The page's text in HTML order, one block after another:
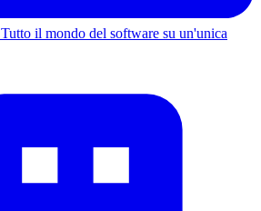
Tutto il mondo del software su un'unica